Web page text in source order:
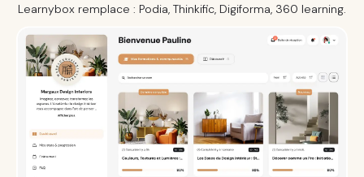
Learnybox remplace : Podia, Thinkific, Digiforma, 360 learning.